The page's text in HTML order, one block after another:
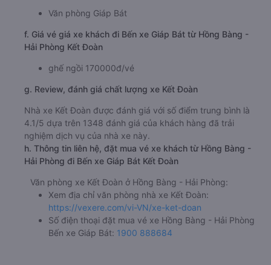
Văn phòng Giáp Bát
f. Giá vé giá xe khách đi Bến xe Giáp Bát từ Hồng Bàng -
Hải Phòng Kết Đoàn
ghế ngồi 170000đ/vé
g. Review, đánh giá chất lượng xe Kết Đoàn
Nhà xe Kết Đoàn được đánh giá với số điểm trung bình là
4.1/5 dựa trên 1348 đánh giá của khách hàng đã trải
nghiệm dịch vụ của nhà xe này.
h. Thông tin liên hệ, đặt mua vé xe khách từ Hồng Bàng -
Hải Phòng đi Bến xe Giáp Bát Kết Đoàn
Văn phòng xe Kết Đoàn ở Hồng Bàng - Hải Phòng:
Xem địa chỉ văn phòng nhà xe Kết Đoàn:
https://vexere.com/vi-VN/xe-ket-doan
Số điện thoại đặt mua vé xe Hồng Bàng - Hải Phòng
Bến xe Giáp Bát: 1900 888684